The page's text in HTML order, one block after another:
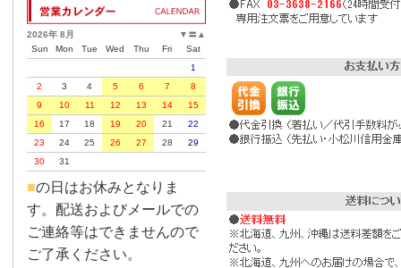
▲
〓
▼
2026年 8月
Sun
Mon Tue Wed Thu Fri
Sat
1
2
3 4 5 6 7
8
9
10 11 12 13 14
15
16
17 18 19 20 21
22
23
24 25 26 27 28
29
30
31
■の日はお休みとなりま
す。配送およびメールでの
ご連絡等はできませんので
ご了承ください。